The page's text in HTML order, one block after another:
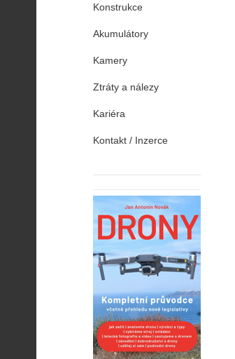
Konstrukce
Akumulátory
Kamery
Ztráty a nálezy
Kariéra
Kontakt / Inzerce